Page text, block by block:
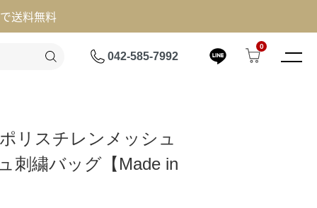
送料無料
042-585-7992
0
ポリスチレンメッシュ
刺繍バッグ【Made in